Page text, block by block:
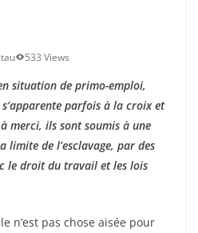
533 Views
situation de primo-emploi,
parfois à la croix et
merci, ils sont soumis à une
limite de l’esclavage, par des
le droit du travail et les lois
n’est pas chose aisée pour